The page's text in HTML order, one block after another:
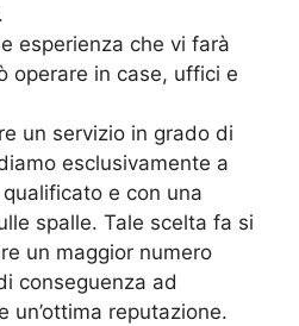
esperienza che vi farà
operare in case, uffici e
un servizio in grado di
esclusivamente a
e con una
spalle. Tale scelta fa si
un maggior numero
conseguenza ad
un’ottima reputazione.